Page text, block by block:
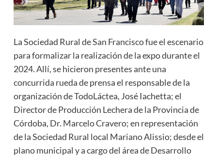
La Sociedad Rural de San Francisco fue el escenario
para formalizar la realización de la expo durante el
2024. Allí, se hicieron presentes ante una
concurrida rueda de prensa el responsable de la
organización de TodoLáctea, José Iachetta; el
Director de Producción Lechera de la Provincia de
Córdoba, Dr. Marcelo Cravero; en representación
de la Sociedad Rural local Mariano Alissio; desde el
plano municipal y a cargo del área de Desarrollo